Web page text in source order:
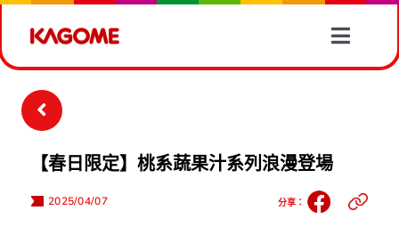
content
Toggle
蔬菜資訊
【春日限定】桃系蔬果汁系列浪漫登場
2025/04/07 分享：